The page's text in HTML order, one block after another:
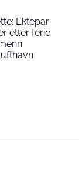
Ektepar
etter ferie